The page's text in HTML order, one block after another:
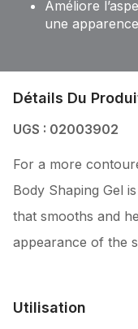
Améliore
une
Détails Du
UGS : 02003902
For a more
Body Shaping Gel
that smooths and
appearance of the
Utilisation